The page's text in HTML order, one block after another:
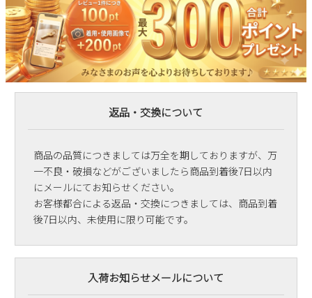
返品・交換について
商品の品質につきましては万全を期しておりますが、万
一不良・破損などがございましたら商品到着後7日以内
にメールにてお知らせください。
お客様都合による返品・交換につきましては、商品到着
後7日以内、未使用に限り可能です。
入荷お知らせメールについて